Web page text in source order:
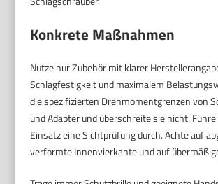
Konkrete Maßnahmen
Nutze nur Zubehör mit klarer
Schlagfestigkeit und maximalem
die spezifizierten Drehmomentgrenzen von
und Adapter und überschreite sie nicht.
Einsatz eine Sichtprüfung durch. Achte auf
verformte Innenvierkante und auf